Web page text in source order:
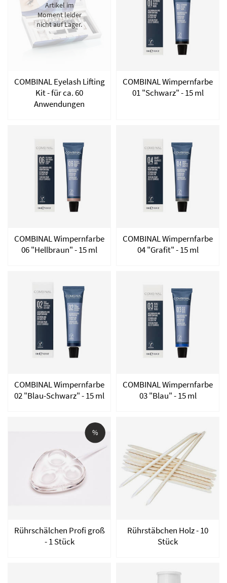
Artikel im
Moment leider
nicht auf Lager.
COMBINAL Eyelash Lifting
Kit - für ca. 60
Anwendungen
COMBINAL Wimpernfarbe
01 "Schwarz" - 15 ml
COMBINAL Wimpernfarbe
06 "Hellbraun" - 15 ml
COMBINAL Wimpernfarbe
04 "Grafit" - 15 ml
COMBINAL Wimpernfarbe
02 "Blau-Schwarz" - 15 ml
COMBINAL Wimpernfarbe
03 "Blau" - 15 ml
%
Rührschälchen Profi groß
- 1 Stück
Rührstäbchen Holz - 10
Stück